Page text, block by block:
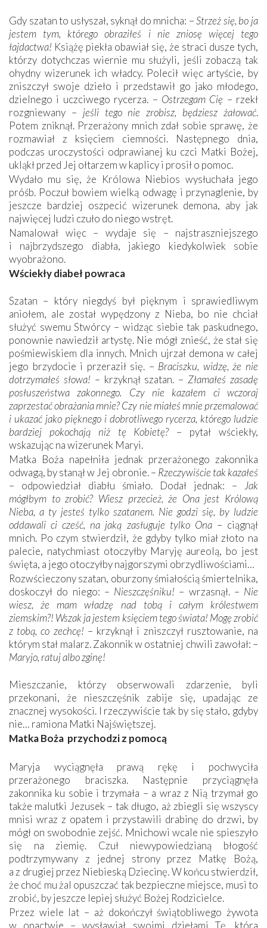
Gdy szatan to usłyszał, syknął do mnicha: –Strzeż się, bo ja
jestem tym, którego obraziłeś i nie zniosę więcej tego
łajdactwa! Książę piekła obawiał się, że straci dusze tych,
którzy dotychczas wiernie mu służyli, jeśli zobaczą tak
ohydny wizerunek ich władcy. Polecił więc artyście, by
zniszczył swoje dzieło i przedstawił go jako młodego,
dzielnego i uczciwego rycerza. – Ostrzegam Cię – rzekł
rozgniewany – jeśli tego nie zrobisz, będziesz żałować.
Potem zniknął. Przerażony mnich zdał sobie sprawę, że
rozmawiał z księciem ciemności. Następnego dnia,
podczas uroczystości odprawianej ku czci Matki Bożej,
ukląkł przed Jej ołtarzem w kaplicy i prosił o pomoc.
Wydało mu się, że Królowa Niebios wysłuchała jego
próśb. Poczuł bowiem wielką odwagę i przynaglenie, by
jeszcze bardziej oszpecić wizerunek demona, aby jak
najwięcej ludzi czuło do niego wstręt.
Namalował więc – wydaje się – najstraszniejszego
i najbrzydszego diabła, jakiego kiedykolwiek sobie
wyobrażono.
Wściekły diabeł powraca
Szatan – który niegdyś był pięknym i sprawiedliwym
aniołem, ale został wypędzony z Nieba, bo nie chciał
służyć swemu Stwórcy – widząc siebie tak paskudnego,
ponownie nawiedził artystę. Nie mógł znieść, że stał się
pośmiewiskiem dla innych. Mnich ujrzał demona w całej
jego brzydocie i przeraził się. – Braciszku, widzę, że nie
dotrzymałeś słowa! – krzyknął szatan. – Złamałeś zasadę
posłuszeństwa zakonnego. Czy nie kazałem ci wczoraj
zaprzestać obrażania mnie? Czy nie miałeś mnie przemalować
i ukazać jako pięknego i dobrotliwego rycerza, którego ludzie
bardziej pokochają niż tę Kobietę?– pytał wściekły,
wskazując na wizerunek Maryi.
Matka Boża napełniła jednak przerażonego zakonnika
odwagą, by stanął w Jej obronie. – Rzeczywiście tak kazałeś
– odpowiedział diabłu śmiało. Dodał jednak: –
Jak
mógłbym to zrobić? Wiesz przecież, że Ona jest Królową
Nieba, a ty jesteś tylko szatanem. Nie godzi się, by ludzie
oddawali ci cześć, na jaką zasługuje tylko Ona– ciągnął
mnich. Po czym stwierdził, że gdyby tylko miał złoto na
palecie, natychmiast otoczyłby Maryję aureolą, bo jest
święta, a jego otoczyłby najgorszymi obrzydliwościami…
Rozwścieczony szatan, oburzony śmiałością śmiertelnika,
doskoczył do niego: – Nieszczęśniku! – wrzasnął. – Nie
wiesz, że mam władzę nad tobą i całym królestwem
ziemskim?! Wszak ja jestem księciem tego świata! Mogę zrobić
z tobą, co zechcę! – krzyknął i zniszczył rusztowanie, na
którym stał malarz. Zakonnik w ostatniej chwili zawołał: –
Maryjo, ratuj albo zginę!
Mieszczanie, którzy obserwowali zdarzenie, byli
przekonani, że nieszczęśnik zabije się, upadając ze
znacznej wysokości. I rzeczywiście tak by się stało, gdyby
nie… ramiona Matki Najświętszej.
Matka Boża przychodzi z pomocą
Maryja wyciągnęła prawą rękę i pochwyciła
przerażonego braciszka. Następnie przyciągnęła
zakonnika ku sobie i trzymała – a wraz z Nią trzymał go
także malutki Jezusek – tak długo, aż zbiegli się wszyscy
mnisi wraz z opatem i przystawili drabinę do drzwi, by
mógł on swobodnie zejść. Mnichowi wcale nie spieszyło
się na ziemię. Czuł niewypowiedzianą błogość
podtrzymywany z jednej strony przez Matkę Bożą,
a z drugiej przez Niebieską Dziecinę. W końcu stwierdził,
że choć mu żal opuszczać tak bezpieczne miejsce, musi to
zrobić, by jeszcze lepiej służyć Bożej Rodzicielce.
Przez wiele lat – aż dokończył świątobliwego żywota
w opactwie – wysławiał swoimi dziełami Tę, która